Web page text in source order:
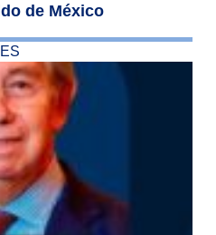
de México